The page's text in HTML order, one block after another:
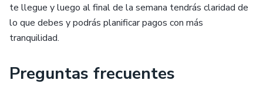
te llegue y luego al final de la semana tendrás claridad de
lo que debes y podrás planificar pagos con más
tranquilidad.
Preguntas frecuentes